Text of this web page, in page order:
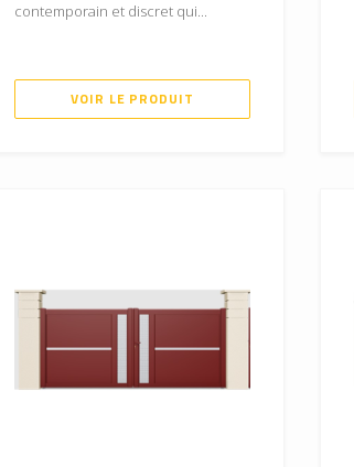
contemporain et discret qui...
VOIR LE PRODUIT